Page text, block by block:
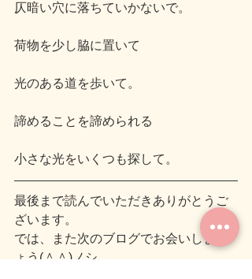
仄暗い穴に落ちていかないで。
荷物を少し脇に置いて
光のある道を歩いて。
諦めることを諦められる
小さな光をいくつも探して。
最後まで読んでいただきありがとうご
ざいます。
では、また次のブログでお会いしまし
ょう(＾＾)ノシ